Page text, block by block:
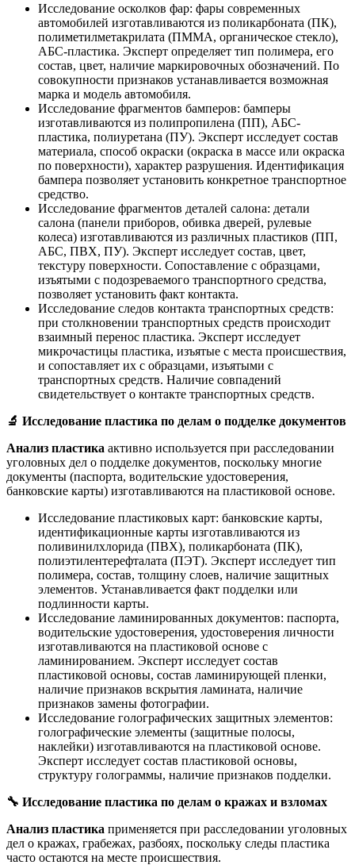
Исследование осколков фар: фары современных
автомобилей изготавливаются из поликарбоната (ПК),
полиметилметакрилата (ПММА, органическое стекло),
АБС-пластика. Эксперт определяет тип полимера, его
состав, цвет, наличие маркировочных обозначений. По
совокупности признаков устанавливается возможная
марка и модель автомобиля.
Исследование фрагментов бамперов: бамперы
изготавливаются из полипропилена (ПП), АБС-
пластика, полиуретана (ПУ). Эксперт исследует состав
материала, способ окраски (окраска в массе или окраска
по поверхности), характер разрушения. Идентификация
бампера позволяет установить конкретное транспортное
средство.
Исследование фрагментов деталей салона: детали
салона (панели приборов, обивка дверей, рулевые
колеса) изготавливаются из различных пластиков (ПП,
АБС, ПВХ, ПУ). Эксперт исследует состав, цвет,
текстуру поверхности. Сопоставление с образцами,
изъятыми с подозреваемого транспортного средства,
позволяет установить факт контакта.
Исследование следов контакта транспортных средств:
при столкновении транспортных средств происходит
взаимный перенос пластика. Эксперт исследует
микрочастицы пластика, изъятые с места происшествия,
и сопоставляет их с образцами, изъятыми с
транспортных средств. Наличие совпадений
свидетельствует о контакте транспортных средств.
🔬 Исследование пластика по делам о подделке документов
Анализ пластика активно используется при расследовании
уголовных дел о подделке документов, поскольку многие
документы (паспорта, водительские удостоверения,
банковские карты) изготавливаются на пластиковой основе.
Исследование пластиковых карт: банковские карты,
идентификационные карты изготавливаются из
поливинилхлорида (ПВХ), поликарбоната (ПК),
полиэтилентерефталата (ПЭТ). Эксперт исследует тип
полимера, состав, толщину слоев, наличие защитных
элементов. Устанавливается факт подделки или
подлинности карты.
Исследование ламинированных документов: паспорта,
водительские удостоверения, удостоверения личности
изготавливаются на пластиковой основе с
ламинированием. Эксперт исследует состав
пластиковой основы, состав ламинирующей пленки,
наличие признаков вскрытия ламината, наличие
признаков замены фотографии.
Исследование голографических защитных элементов:
голографические элементы (защитные полосы,
наклейки) изготавливаются на пластиковой основе.
Эксперт исследует состав пластиковой основы,
структуру голограммы, наличие признаков подделки.
🔧 Исследование пластика по делам о кражах и взломах
Анализ пластика применяется при расследовании уголовных
дел о кражах, грабежах, разбоях, поскольку следы пластика
часто остаются на месте происшествия.